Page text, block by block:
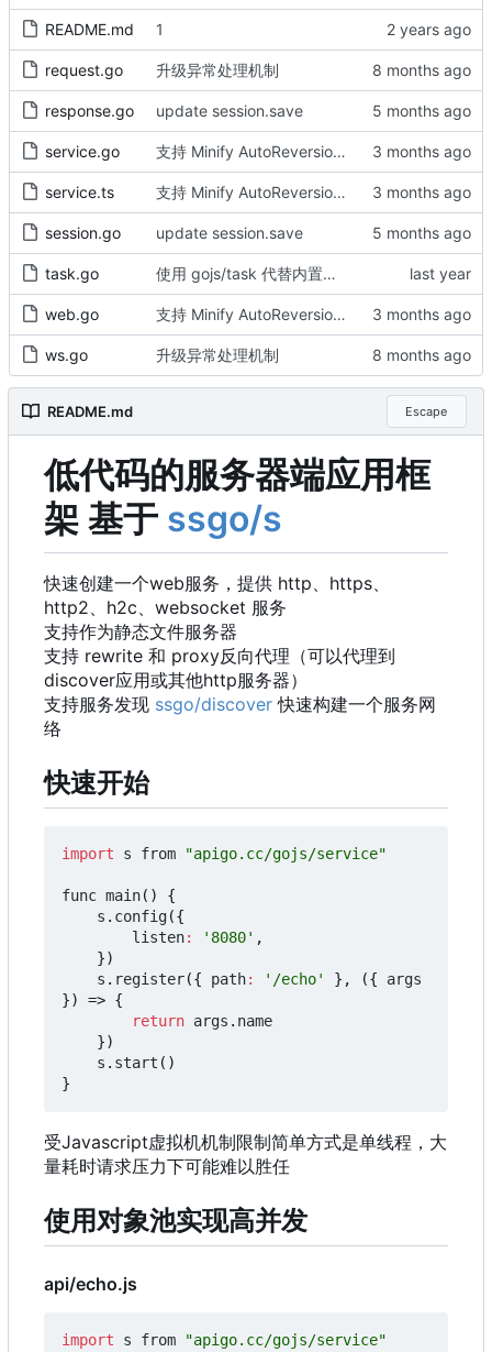
README.md 1
request.go 升级异常处理机制
response.go update session.save
service.go 支持 Minify AutoReversion 等
service.ts 支持 Minify AutoReversion 等
session.go update session.save
task.go 使用 gojs/task 代替内置任务
web.go 支持 Minify AutoReversion 等
ws.go 升级异常处理机制
README.md Escape
低代码的服务器端应用框
架 基于 ssgo/s
快速创建一个web服务 ， 提供 http、https、
http2、h2c、websocket 服务
支持作为静态文件服务器
支持 rewrite 和 proxy反向代理 （可以代理到
discover应用或其他http服务器）
支持服务发现 ssgo/discover 快速构建一个服务网
络
快速开始
import s from "apigo.cc/gojs/service"
func main()
{
s . config({
listen: '8080' ,
})
s . register({ path: '/echo' }, ({
args
})
=> {
return args . name
})
s . start ()
}
受Javascript虚拟机机制限制简单方式是单线程 ， 大
量耗时请求压力下可能难以胜任
使用对象池实现高并发
api/echo.js
import s from "apigo.cc/gojs/service"